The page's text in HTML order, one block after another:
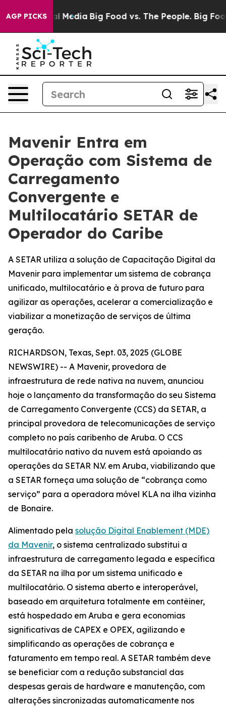
AGP PICKS
Social Media Big Food vs. The People. Big Food’s
Mavenir Entra em
Operação com Sistema de
Carregamento
Convergente e
Multilocatário SETAR de
Operador do Caribe
A SETAR utiliza a solução de Capacitação Digital da
Mavenir para implementar um sistema de cobrança
unificado, multilocatário e à prova de futuro para
agilizar as operações, acelerar a comercialização e
viabilizar a monetização de serviços de última
geração.
RICHARDSON, Texas, Sept. 03, 2025 (GLOBE
NEWSWIRE) -- A Mavenir, provedora de
infraestrutura de rede nativa na nuvem, anunciou
hoje o lançamento da transformação do seu Sistema
de Carregamento Convergente (CCS) da SETAR, a
principal provedora de telecomunicações de serviço
completo no país caribenho de Aruba. O CCS
multilocatário nativo da nuvem está apoiando as
operações da SETAR N.V. em Aruba, viabilizando que
a SETAR forneça uma solução de “cobrança como
serviço” para a operadora móvel KLA na ilha vizinha
de Bonaire.
Alimentado pela solução Digital Enablement (MDE)
da Mavenir, o sistema centralizado substitui a
infraestrutura de carregamento legada e específica
da SETAR na ilha por um sistema unificado e
multilocatário. O sistema aberto e interoperável,
baseado em arquitetura totalmente em contêiner,
está hospedado em Aruba e gera economias
significativas de CAPEX e OPEX, agilizando e
simplificando as operações de cobrança e
faturamento em tempo real. A SETAR também deve
se beneficiar com a redução substancial das
despesas gerais de hardware e manutenção, com
alterações sincronizadas automaticamente nos